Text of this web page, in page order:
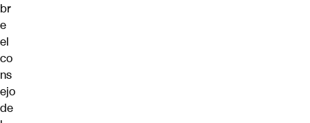
br
e
el
co
ns
ejo
de